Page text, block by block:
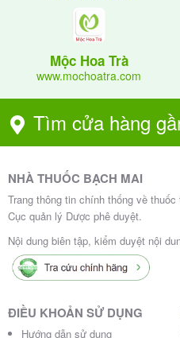
Mộc Hoa Trà
www.mochoatra.com
Tìm cửa hàng
NHÀ THUỐC BẠCH MAI
Trang thông tin chính thống về
Cục quản lý Dược phê duyệt.
Nội dung biên tập, kiểm duyệt nội
ĐIỀU KHOẢN SỬ DỤNG
Hướng dẫn sử dụng